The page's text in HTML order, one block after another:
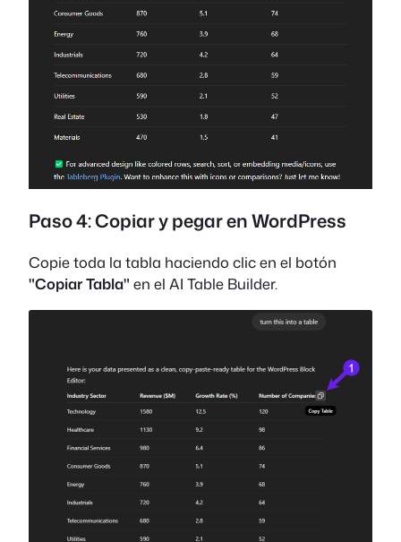
Paso 4: Copiar y pegar en WordPress
Copie toda la tabla haciendo clic en el botón
"Copiar Tabla" en el AI Table Builder.